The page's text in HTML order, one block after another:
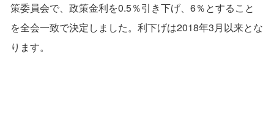
策委員会で、政策金利を0.5％引き下げ、6％とすること
を全会一致で決定しました。利下げは2018年3月以来とな
ります。